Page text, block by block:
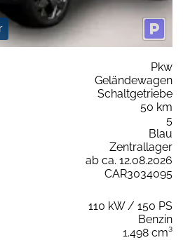
Pkw
Geländewagen
Schaltgetriebe
50 km
5
Blau
Zentrallager
ab ca. 12.08.2026
CAR3034095
110 kW / 150 PS
Benzin
1.498 cm³